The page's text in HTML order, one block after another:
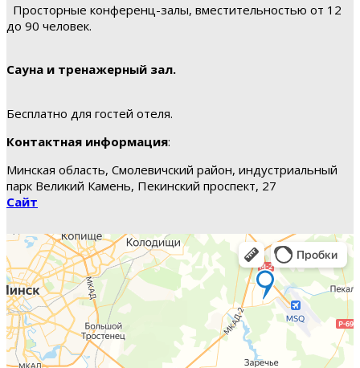
Просторные конференц-залы, вместительностью от 12
до 90 человек.
Сауна и тренажерный зал.
Бесплатно для гостей отеля.
Контактная информация:
Минская область, Смолевичский район, индустриальный
парк Великий Камень, Пекинский проспект, 27
Сайт